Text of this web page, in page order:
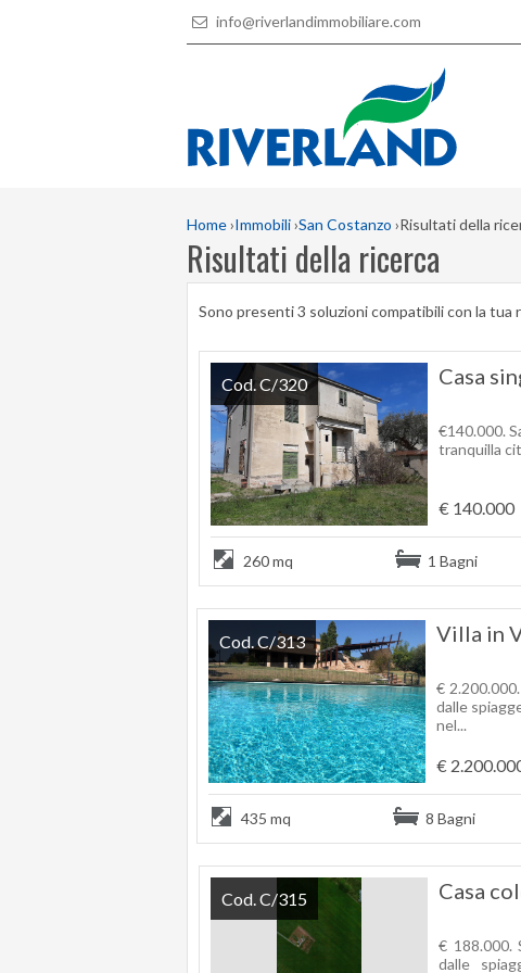
info@riverlandimmobiliare.com
Home›Immobili›San Costanzo ›Risultati della
Risultati della ricerca
Sono presenti 3 soluzioni compatibili con la tua
Casa
€140.000.
tranquilla
€ 140.000
Cod. C/320
260 mq 1 Bagni
Villa in
€
dalle
nel...
€
Cod. C/313
435 mq 8 Bagni
Casa
€ 188.000.
dalle
Cod. C/315